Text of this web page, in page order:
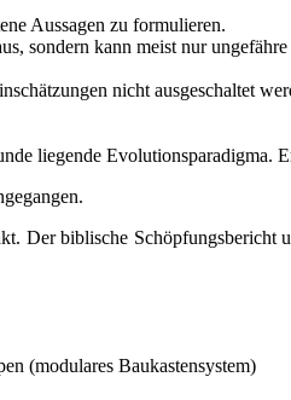
Aussagen zu formulieren.
sondern kann meist nur
nicht ausgeschaltet
liegende Evolutionsparadigma.
Der biblische Schöpfungsbericht
(modulares Baukastensystem)